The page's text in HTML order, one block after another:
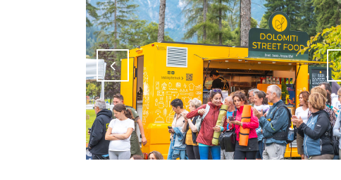
Attiva comando